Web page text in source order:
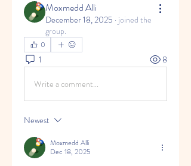
Moxmedd Alli
December 18, 2025 · joined the
group.
0
1 8
Write a comment...
Newest
Moxmedd Alli
Dec 18, 2025